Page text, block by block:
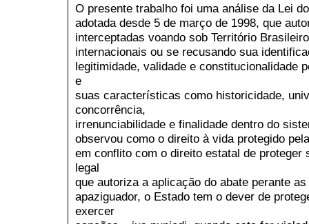
O presente trabalho foi uma análise da Lei
adotada desde 5 de março de 1998, que
interceptadas voando sob Território
internacionais ou se recusando sua
legitimidade, validade e constitucionalidade
e
suas características como historicidade,
concorrência,
irrenunciabilidade e finalidade dentro do
observou como o direito à vida protegido
em conflito com o direito estatal de
legal
que autoriza a aplicação do abate perante
apaziguador, o Estado tem o dever de
exercer